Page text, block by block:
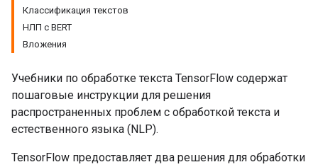
Классификация текстов
НЛП с BERT
Вложения
Учебники по обработке текста TensorFlow содержат
пошаговые инструкции для решения
распространенных проблем с обработкой текста и
естественного языка (NLP).
TensorFlow предоставляет два решения для обработки